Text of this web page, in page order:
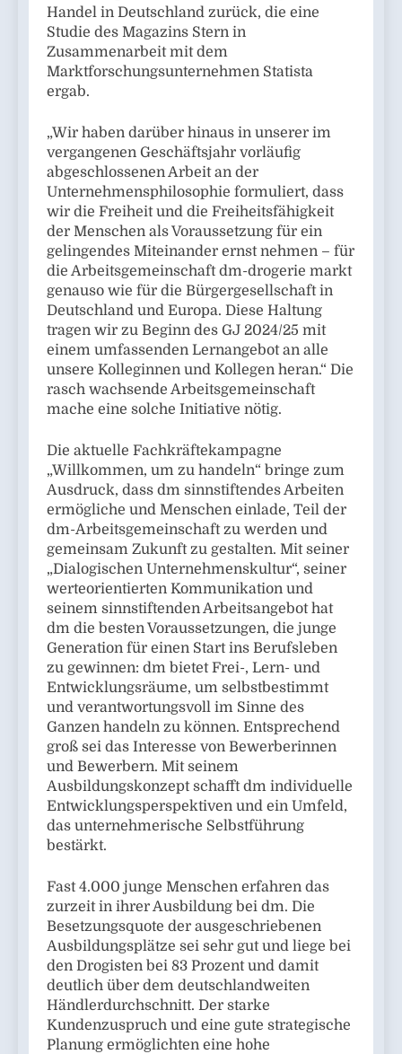
Handel in Deutschland zurück, die eine
Studie des Magazins Stern in
Zusammenarbeit mit dem
Marktforschungsunternehmen Statista
ergab.
„Wir haben darüber hinaus in unserer im
vergangenen Geschäftsjahr vorläufig
abgeschlossenen Arbeit an der
Unternehmensphilosophie formuliert, dass
wir die Freiheit und die Freiheitsfähigkeit
der Menschen als Voraussetzung für ein
gelingendes Miteinander ernst nehmen – für
die Arbeitsgemeinschaft dm-drogerie markt
genauso wie für die Bürgergesellschaft in
Deutschland und Europa. Diese Haltung
tragen wir zu Beginn des GJ 2024/25 mit
einem umfassenden Lernangebot an alle
unsere Kolleginnen und Kollegen heran.“ Die
rasch wachsende Arbeitsgemeinschaft
mache eine solche Initiative nötig.
Die aktuelle Fachkräftekampagne
„Willkommen, um zu handeln“ bringe zum
Ausdruck, dass dm sinnstiftendes Arbeiten
ermögliche und Menschen einlade, Teil der
dm-Arbeitsgemeinschaft zu werden und
gemeinsam Zukunft zu gestalten. Mit seiner
„Dialogischen Unternehmenskultur“, seiner
werteorientierten Kommunikation und
seinem sinnstiftenden Arbeitsangebot hat
dm die besten Voraussetzungen, die junge
Generation für einen Start ins Berufsleben
zu gewinnen: dm bietet Frei-, Lern- und
Entwicklungsräume, um selbstbestimmt
und verantwortungsvoll im Sinne des
Ganzen handeln zu können. Entsprechend
groß sei das Interesse von Bewerberinnen
und Bewerbern. Mit seinem
Ausbildungskonzept schafft dm individuelle
Entwicklungsperspektiven und ein Umfeld,
das unternehmerische Selbstführung
bestärkt.
Fast 4.000 junge Menschen erfahren das
zurzeit in ihrer Ausbildung bei dm. Die
Besetzungsquote der ausgeschriebenen
Ausbildungsplätze sei sehr gut und liege bei
den Drogisten bei 83 Prozent und damit
deutlich über dem deutschlandweiten
Händlerdurchschnitt. Der starke
Kundenzuspruch und eine gute strategische
Planung ermöglichten eine hohe